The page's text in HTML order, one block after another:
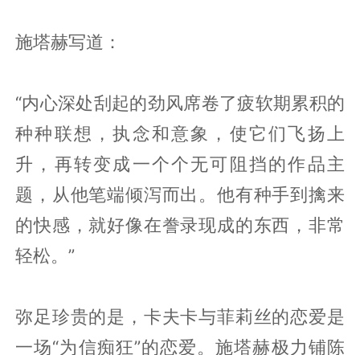
施塔赫写道：
“内心深处刮起的劲风席卷了疲软期累积的
种种联想，执念和意象，使它们飞扬上
升，再转变成一个个无可阻挡的作品主
题，从他笔端倾泻而出。他有种手到擒来
的快感，就好像在誊录现成的东西，非常
轻松。”
弥足珍贵的是，卡夫卡与菲莉丝的恋爱是
一场“为信痴狂”的恋爱。施塔赫极力铺陈